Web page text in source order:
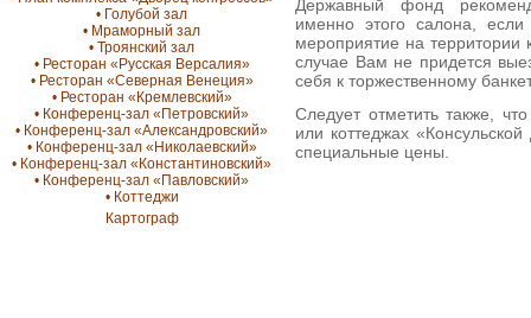
• Голубой зал
• Мраморный зал
• Троянский зал
• Ресторан «Русская Версалия»
• Ресторан «Северная Венеция»
• Ресторан «Кремлевский»
• Конференц-зал «Петровский»
• Конференц-зал «Александровский»
• Конференц-зал «Николаевский»
• Конференц-зал «Константиновский»
• Конференц-зал «Павловский»
• Коттеджи
Картограф
Державный фонд
именно этого салона,
мероприятие на территории
случае Вам не придется
себя к торжественному
Следует отметить также,
или коттеджах
специальные цены.